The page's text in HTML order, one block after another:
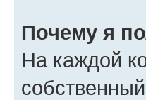
Почему я
На каждой